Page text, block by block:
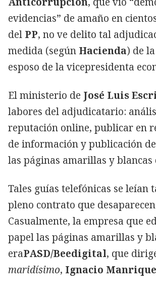
evidencias” de amaño en
del PP, no ve delito tal
medida (según Hacienda) de
esposo de la vicepresidenta
El ministerio de José Luis
labores del adjudicatario:
reputación online, publicar en
de información y publicación
las páginas amarillas y blancas
Tales guías telefónicas se leían
pleno contrato que
Casualmente, la empresa que
papel las páginas amarillas y
eraPASD/Beedigital, que
maridísimo, Ignacio